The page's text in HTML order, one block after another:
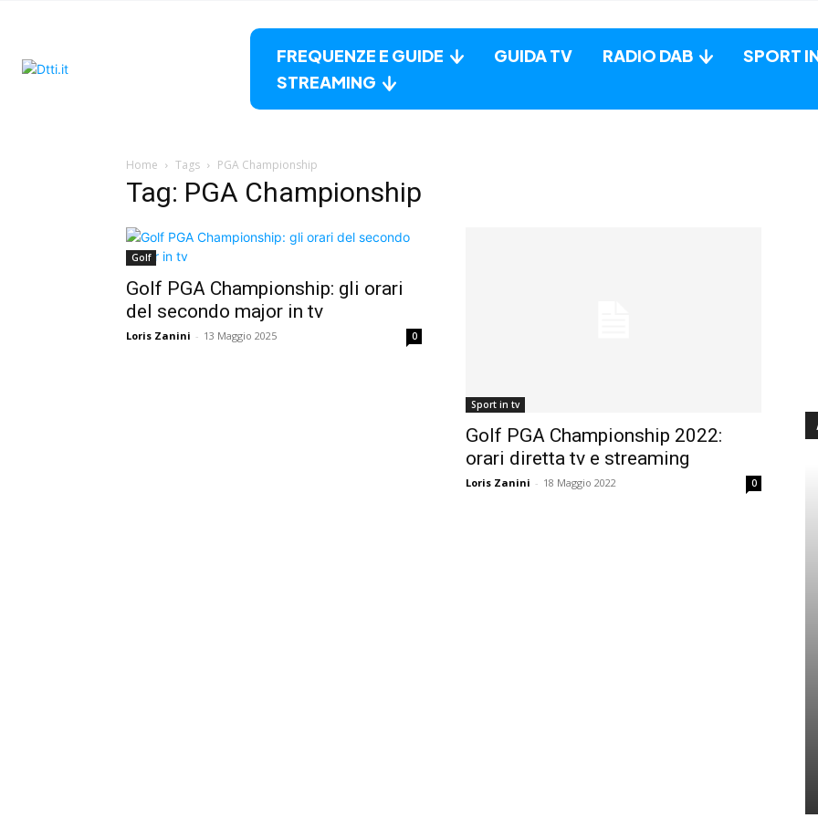
FREQUENZE E GUIDE GUIDA TV RADIO DAB SPORT
STREAMING
Home Tags PGA Championship
Tag: PGA Championship
Golf
Golf PGA Championship: gli orari
del secondo major in tv
Loris Zanini - 13 Maggio 2025 0
Sport in tv
Golf PGA Championship 2022:
orari diretta tv e streaming
Loris Zanini - 18 Maggio 2022 0